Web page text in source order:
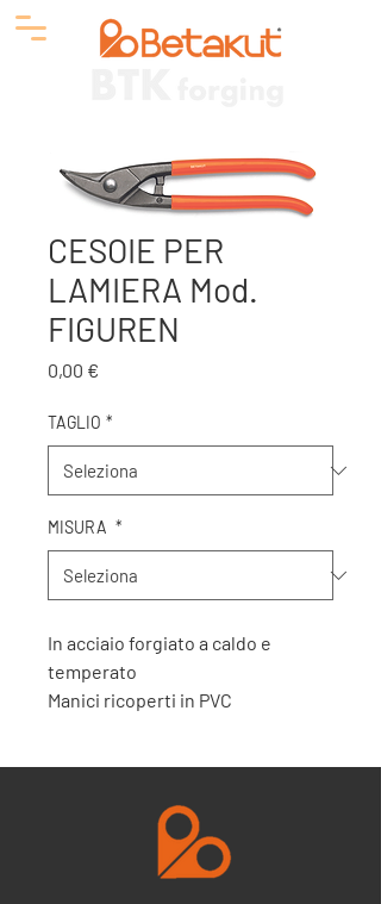
CESOIE PER
LAMIERA Mod.
FIGUREN
0,00 €
TAGLIO *
MISURA *
In acciaio forgiato a caldo e
temperato
Manici ricoperti in PVC